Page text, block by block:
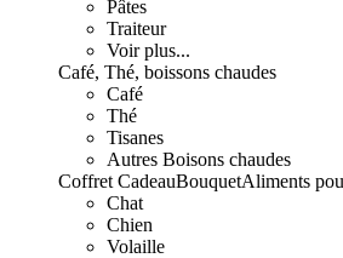
Pâtes
Traiteur
Voir plus...
Café, Thé, boissons chaudes
Café
Thé
Tisanes
Autres Boisons chaudes
Coffret CadeauBouquetAliments
Chat
Chien
Volaille